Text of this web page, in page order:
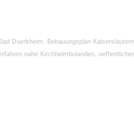
Duerkheim Bebauungsplan Kaiserslautern
nahe Kirchheimbolanden